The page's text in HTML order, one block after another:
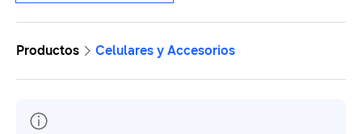
Productos Celulares y Accesorios